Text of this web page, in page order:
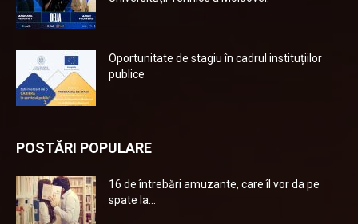
Oportunitate de stagiu în cadrul instituțiilor
publice
POSTĂRI POPULARE
16 de întrebări amuzante, care îl vor da pe
spate la...